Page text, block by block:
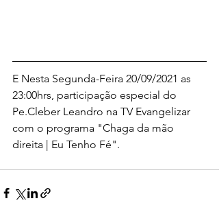
E Nesta Segunda-Feira 20/09/2021 as
23:00hrs, participação especial do
Pe.Cleber Leandro na TV Evangelizar
com o programa "Chaga da mão
direita | Eu Tenho Fé".